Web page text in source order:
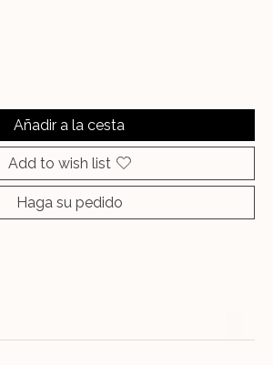
Añadir a la cesta
Add to wish list
Haga su pedido